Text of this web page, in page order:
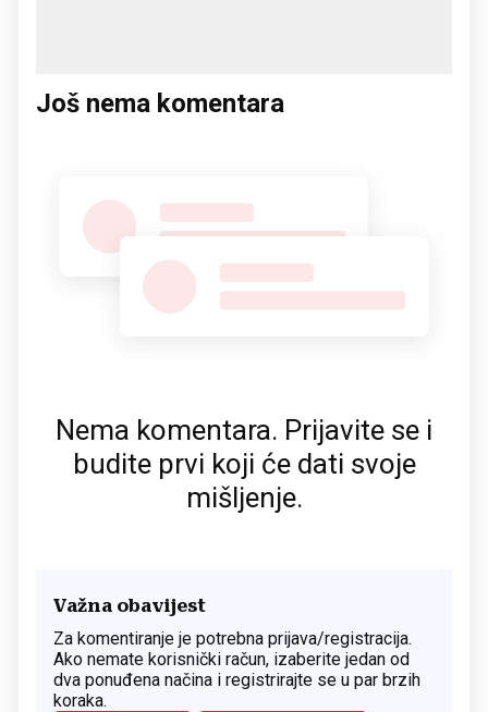
Još nema komentara
Nema komentara. Prijavite se i
budite prvi koji će dati svoje
mišljenje.
Važna obavijest
Za komentiranje je potrebna prijava/registracija.
Ako nemate korisnički račun, izaberite jedan od
dva ponuđena načina i registrirajte se u par brzih
koraka.